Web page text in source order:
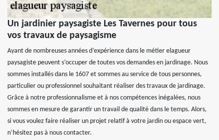
Un jardinier paysagiste Les Tavernes pour tous
vos travaux de paysagisme
Ayant de nombreuses années d’expérience dans le métier elagueur
paysagiste peuvent s’occuper de toutes vos demandes en jardinage. Nous
sommes installés dans le 1607 et sommes au service de tous personnes,
particulier ou professionnel souhaitant réaliser des travaux de jardinage.
Grâce à notre professionnalisme et à nos compétences inégalées, nous
sommes en mesure de garantir un travail de qualité dans le temps. Alors,
si vous voulez faire réaliser un projet relatif à votre jardin ou espace vert,
n’hésitez pas à nous contacter.